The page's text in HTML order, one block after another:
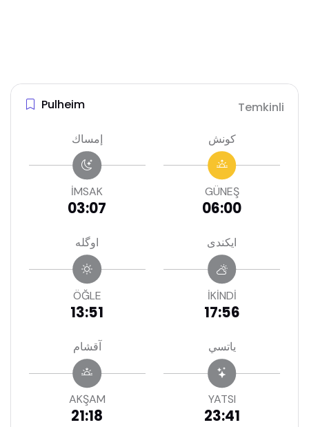
Pulheim Temkinli
إمساك
İMSAK
03:07
كونش
GÜNEŞ
06:00
اوگله
ÖĞLE
13:51
ايكندى
İKİNDİ
17:56
آقشام
AKŞAM
21:18
ياتسي
YATSI
23:41